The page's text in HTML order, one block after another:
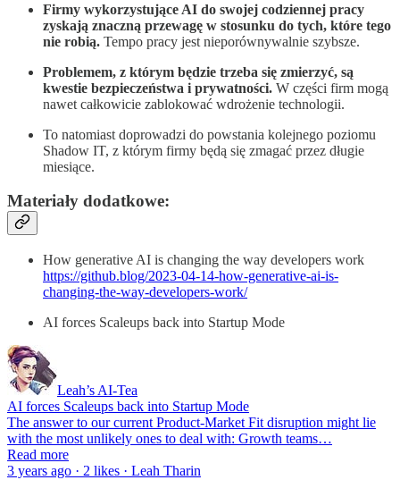
Firmy wykorzystujące AI do swojej codziennej pracy
zyskają znaczną przewagę w stosunku do tych, które tego
nie robią. Tempo pracy jest nieporównywalnie szybsze.
Problemem, z którym będzie trzeba się zmierzyć, są
kwestie bezpieczeństwa i prywatności. W części firm mogą
nawet całkowicie zablokować wdrożenie technologii.
To natomiast doprowadzi do powstania kolejnego poziomu
Shadow IT, z którym firmy będą się zmagać przez długie
miesiące.
Materiały dodatkowe:
How generative AI is changing the way developers work
https://github.blog/2023-04-14-how-generative-ai-is-
changing-the-way-developers-work/
AI forces Scaleups back into Startup Mode
Leah’s AI-Tea
AI forces Scaleups back into Startup Mode
The answer to our current Product-Market Fit disruption might lie
with the most unlikely ones to deal with: Growth teams…
Read more
3 years ago · 2 likes · Leah Tharin